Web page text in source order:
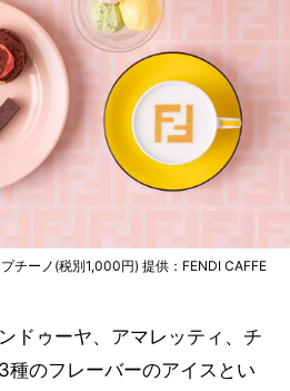
チーノ(税別1,000円) 提供：FENDI CAFFE
ドゥーヤ、アマレッティ、チ
種のフレーバーのアイスとい